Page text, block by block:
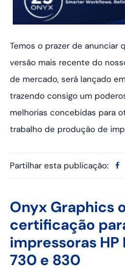
Temos o prazer de anunciar
versão mais recente do
de mercado, será lançado
trazendo consigo um
melhorias concebidas para
trabalho de produção de
Partilhar esta publicação:
Onyx Graphics
certificação
impressoras
730 e 830